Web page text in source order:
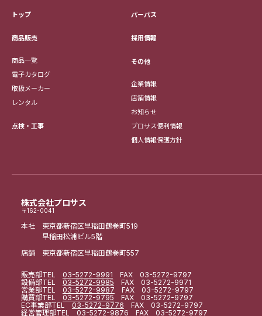
株式会社プロサス
〒162-0041
本社 東京都新宿区早稲田鶴巻町519
早稲田松浦ビル5階
店舗 東京都新宿区早稲田鶴巻町557
販売部TEL 03-5272-9991 FAX 03-5272-9797
設備部TEL 03-5272-9985 FAX 03-5272-9971
営業部TEL 03-5272-9987 FAX 03-5272-9797
購買部TEL 03-5272-9795 FAX 03-5272-9797
EC事業部TEL 03-5272-9776 FAX 03-5272-9797
経営管理部TEL 03-5272-9876 FAX 03-5272-9797
トップ
商品販売
商品一覧
電子カタログ
取扱メーカー
レンタル
点検・工事
パーパス
採用情報
その他
企業情報
店舗情報
お知らせ
プロサス便利情報
個人情報保護方針